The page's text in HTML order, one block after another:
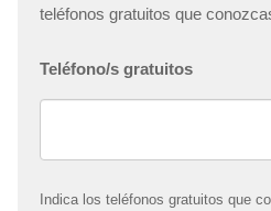
teléfonos gratuitos que
Teléfono/s gratuitos
Indica los teléfonos gratuitos que